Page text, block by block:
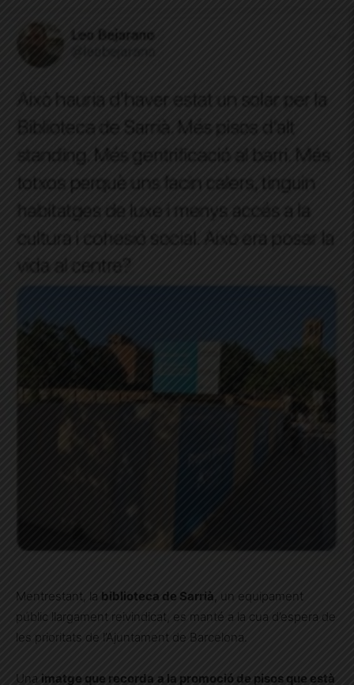
Mentrestant, la biblioteca de Sarrià, un equipament
públic llargament reivindicat, es manté a la cua d’espera de
les prioritats de l’Ajuntament de Barcelona.
Una imatge que recorda a la promoció de pisos que està